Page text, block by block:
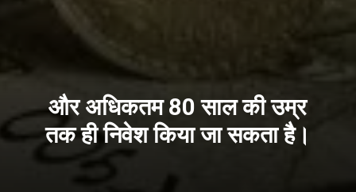
और अधिकतम 80 साल की उम्र
तक ही निवेश किया जा सकता है।